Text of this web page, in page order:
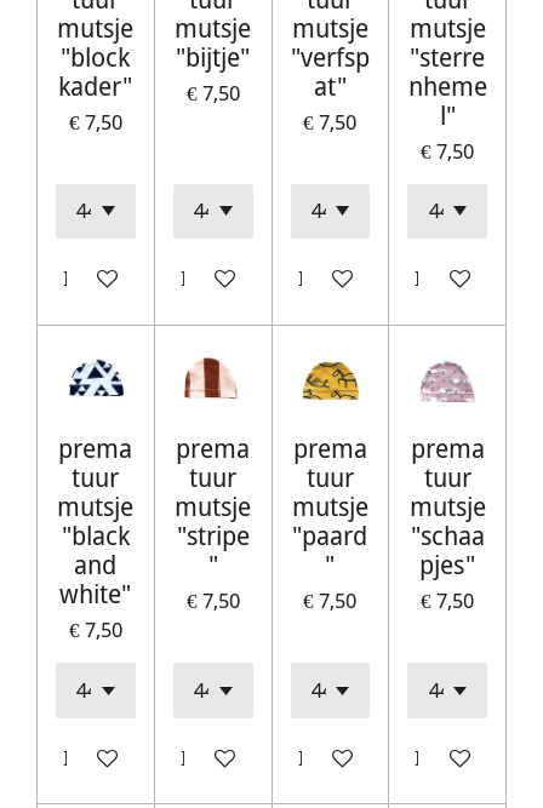
mutsje
"block
kader"
€ 7,50
In winkelwagen
mutsje
"bijtje"
€ 7,50
In winkelwagen
mutsje
"verfsp
at"
€ 7,50
In winkelwagen
mutsje
"sterre
nheme
l"
€ 7,50
In
prema
tuur
mutsje
"black
and
white"
€ 7,50
In winkelwagen
prema
tuur
mutsje
"stripe
"
€ 7,50
In winkelwagen
prema
tuur
mutsje
"paard
"
€ 7,50
In winkelwagen
prema
tuur
mutsje
"schaa
pjes"
€ 7,50
In